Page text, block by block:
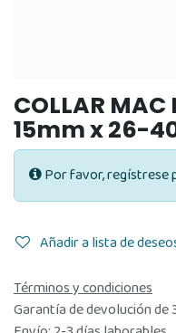
COLLAR MAC
15mm x 26-
Por favor, regístrese
Añadir a lista de
Términos y condiciones
Garantía de devolución de